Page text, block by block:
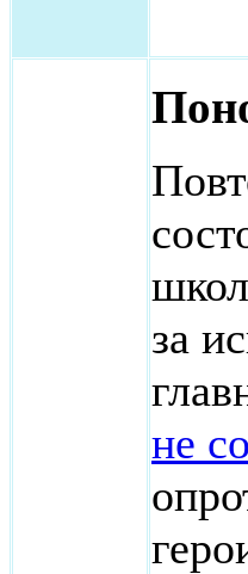
за
не